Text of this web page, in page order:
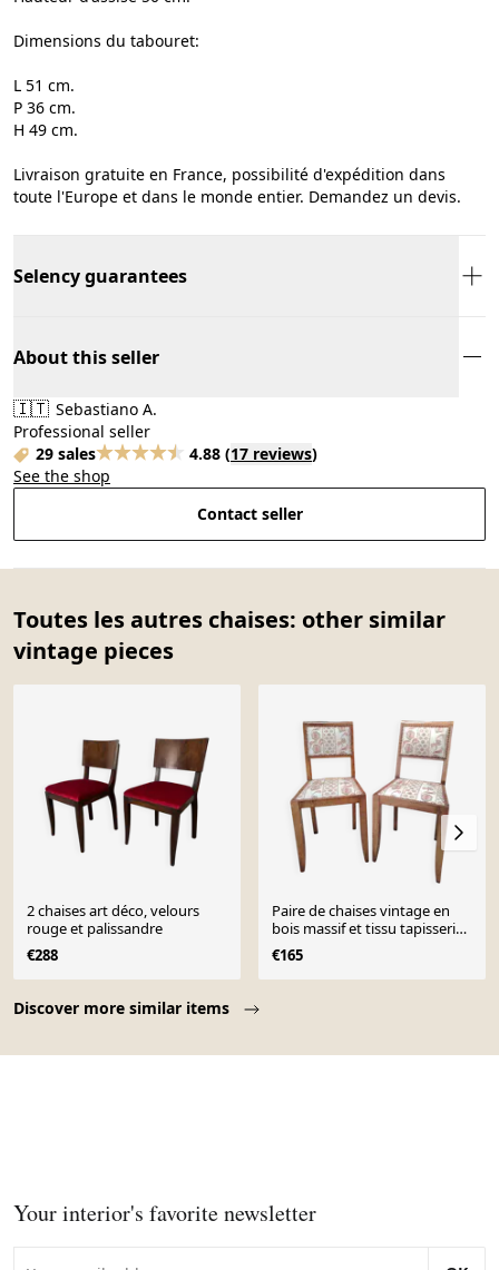
Dimensions du tabouret:
L 51 cm.
P 36 cm.
H 49 cm.
Livraison gratuite en France, possibilité d'expédition dans
toute l'Europe et dans le monde entier. Demandez un devis.
Selency guarantees
About this seller
🇮🇹 Sebastiano A.
Professional seller
29 sales
4.88 (17 reviews)
See the shop
Contact seller
Toutes les autres chaises: other similar
vintage pieces
Discover more similar items
2 chaises art déco, velours
rouge et palissandre
€288
Paire de chaises vintage en
bois massif et tissu tapisserie
– 1960
€165
Your interior's favorite newsletter